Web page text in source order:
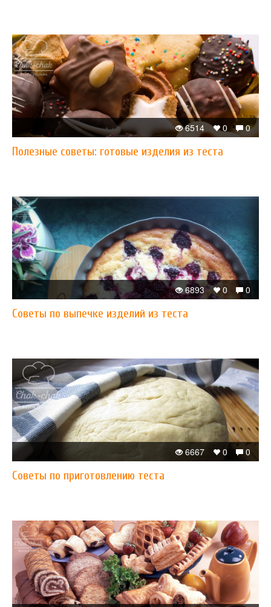
0
0
6514
Полезные советы: готовые изделия из теста
0
0
6893
Советы по выпечке изделий из теста
0
0
6667
Советы по приготовлению теста